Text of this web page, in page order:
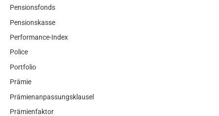
Pensionsfonds
Pensionskasse
Performance-Index
Police
Portfolio
Prämie
Prämienanpassungsklausel
Prämienfaktor